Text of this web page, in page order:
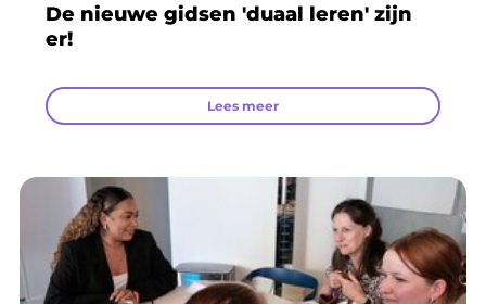
De nieuwe gidsen 'duaal leren' zijn
er!
Lees meer